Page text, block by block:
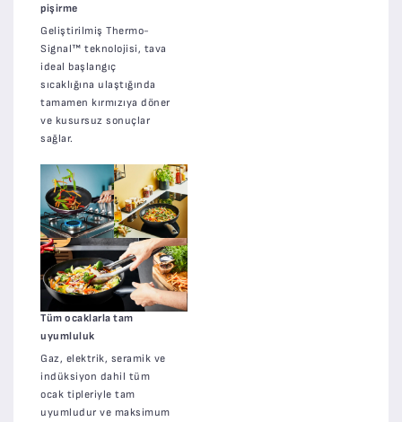
pişirme
Geliştirilmiş Thermo-
Signal™ teknolojisi, tava
ideal başlangıç
sıcaklığına ulaştığında
tamamen kırmızıya döner
ve kusursuz sonuçlar
sağlar.
Tüm ocaklarla tam
uyumluluk
Gaz, elektrik, seramik ve
indüksiyon dahil tüm
ocak tipleriyle tam
uyumludur ve maksimum